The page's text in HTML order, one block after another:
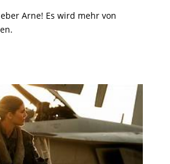
Arne! Es wird mehr von